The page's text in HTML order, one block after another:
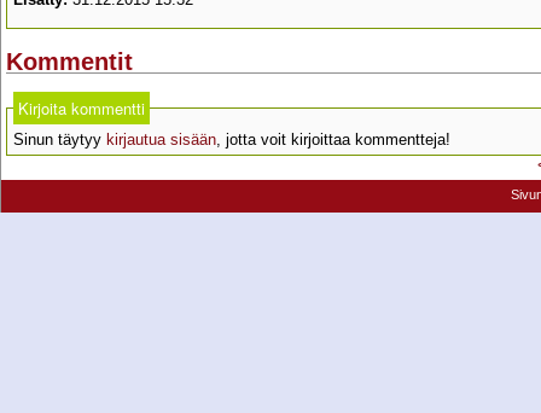
Kommentit
Kirjoita kommentti
Sinun täytyy kirjautua sisään, jotta voit kirjoittaa kommentteja!